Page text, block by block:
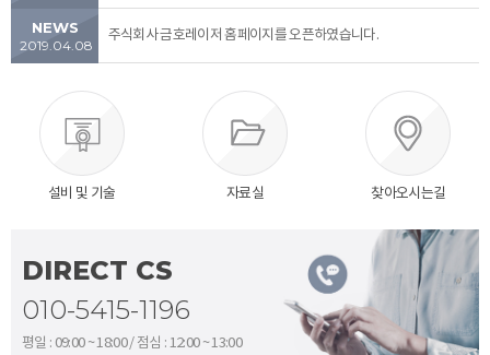
NEWS
2019.04.08
주식회사 금호레이저 홈페이지를 오픈하였습니다.
설비 및 기술 자료실 찾아오시는길
DIRECT CS
010-5415-1196
평일 : 09:00 ~ 18:00 / 점심 : 12:00 ~ 13:00